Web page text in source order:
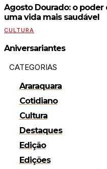
Agosto Dourado: o
uma vida mais saudável
CULTURA
Aniversariantes
CATEGORIAS
Araraquara
Cotidiano
Cultura
Destaques
Edição
Edições